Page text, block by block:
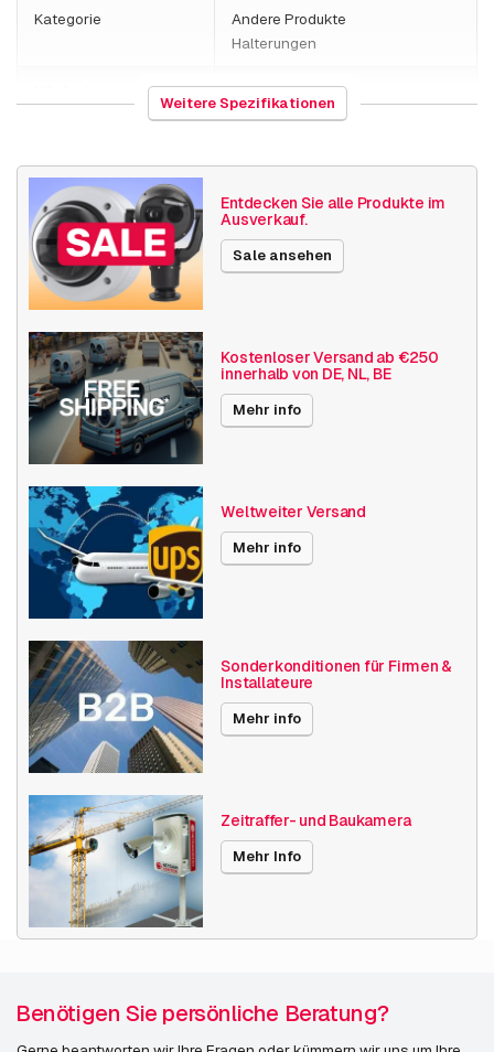
Kategorie
Andere Produkte
Halterungen
852990
Gewicht
Kamerabefestigungen
Veröffentlichungsdatum 15.11.2018
Weitere Spezifikationen
Entdecken Sie alle Produkte im
Ausverkauf.
Sale ansehen
Kostenloser Versand ab €250
innerhalb von DE, NL, BE
Mehr info
Weltweiter Versand
Mehr info
Sonderkonditionen für Firmen &
Installateure
Mehr info
Zeitraffer- und Baukamera
Mehr Info
Benötigen Sie persönliche Beratung?